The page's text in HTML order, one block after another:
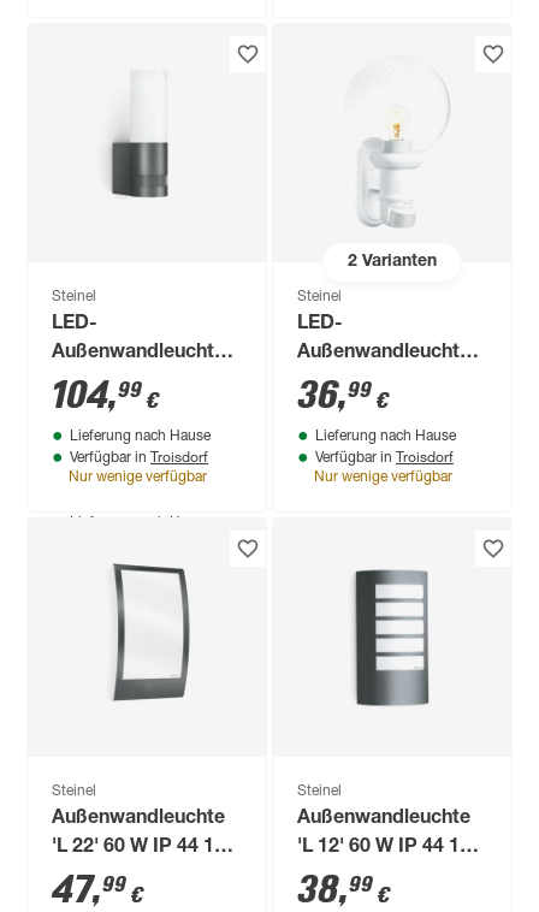
'XLED home 2' mit
13,7 W 1550 lm
99
Nur wenige verfügbar
Steinel
LED-
Außenwandleuchte
'L 605 S' mit
Bewegungssensor
11,3 W 729 lm
warmweiß IP 44 7,8
104,99 €
Lieferung nach Hause
Verfügbar in Troisdorf
Nur wenige verfügbar
2Varianten
Steinel
LED-
Außenwandleuchte
'L 560 S ' mit
Bewegungssensor
60 W IP 44 21,5 x
36,8 cm
36,99 €
Lieferung nach Hause
Verfügbar in Troisdorf
Nur wenige verfügbar
Steinel
Außenwandleuchte
'L 22' 60 W IP 44 16,2
x 8,1 x 28 cm
47,99 €
Steinel
Außenwandleuchte
'L 12' 60 W IP 44 15,5
x 10,8 x 27,2 cm
38,99 €